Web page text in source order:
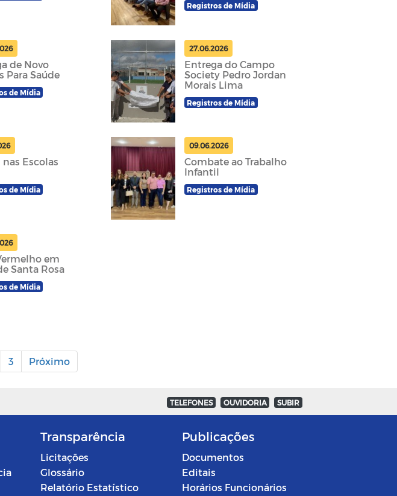
Registros de Mídia
de Novo
Para Saúde
de Mídia
27.06.2026
Entrega do Campo
Society Pedro Jordan
Morais Lima
Registros de Mídia
Escolas
de Mídia
09.06.2026
Combate ao Trabalho
Infantil
Registros de Mídia
em
Santa Rosa
de Mídia
3 Próximo
TELEFONES OUVIDORIA SUBIR
Transparência
Licitações
Glossário
Relatório Estatístico
Publicações
Documentos
Editais
Horários Funcionários